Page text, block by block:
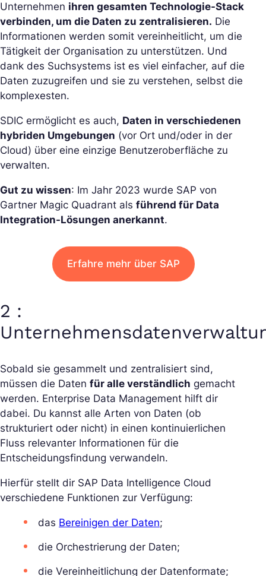
Unternehmen ihren gesamten Technologie-Stack
verbinden, um die Daten zu zentralisieren. Die
Informationen werden somit vereinheitlicht, um die
Tätigkeit der Organisation zu unterstützen. Und
dank des Suchsystems ist es viel einfacher, auf die
Daten zuzugreifen und sie zu verstehen, selbst die
komplexesten.
SDIC ermöglicht es auch, Daten in verschiedenen
hybriden Umgebungen (vor Ort und/oder in der
Cloud) über eine einzige Benutzeroberfläche zu
verwalten.
Gut zu wissen: Im Jahr 2023 wurde SAP von
Gartner Magic Quadrant als führend für Data
Integration-Lösungen anerkannt.
Erfahre mehr über SAP
2 :
Sobald sie gesammelt und zentralisiert sind,
müssen die Daten für alle verständlich gemacht
werden. Enterprise Data Management hilft dir
dabei. Du kannst alle Arten von Daten (ob
strukturiert oder nicht) in einen kontinuierlichen
Fluss relevanter Informationen für die
Entscheidungsfindung verwandeln.
Hierfür stellt dir SAP Data Intelligence Cloud
verschiedene Funktionen zur Verfügung:
das Bereinigen der Daten;
die Orchestrierung der Daten;
die Vereinheitlichung der Datenformate;